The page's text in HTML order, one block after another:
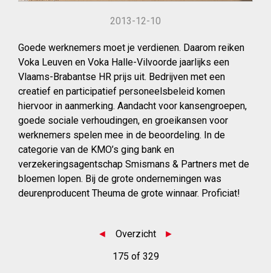
2013-12-10
Goede werknemers moet je verdienen. Daarom reiken
Voka Leuven en Voka Halle-Vilvoorde jaarlijks een
Vlaams-Brabantse HR prijs uit. Bedrijven met een
creatief en participatief personeelsbeleid komen
hiervoor in aanmerking. Aandacht voor kansengroepen,
goede sociale verhoudingen, en groeikansen voor
werknemers spelen mee in de beoordeling. In de
categorie van de KMO’s ging bank en
verzekeringsagentschap Smismans & Partners met de
bloemen lopen. Bij de grote ondernemingen was
deurenproducent Theuma de grote winnaar. Proficiat!
◄ Overzicht
►
175 of 329